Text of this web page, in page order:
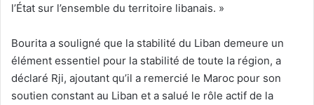
l’État sur l’ensemble du territoire libanais. »
Bourita a souligné que la stabilité du Liban demeure un
élément essentiel pour la stabilité de toute la région, a
déclaré Rji, ajoutant qu’il a remercié le Maroc pour son
soutien constant au Liban et a salué le rôle actif de la